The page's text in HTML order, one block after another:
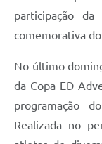
participação
comemorativa
No último
da Copa ED
programação
Realizada no